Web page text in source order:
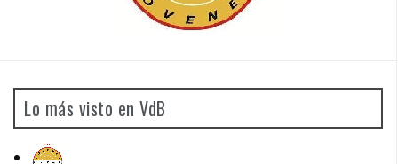
Lo más visto en VdB